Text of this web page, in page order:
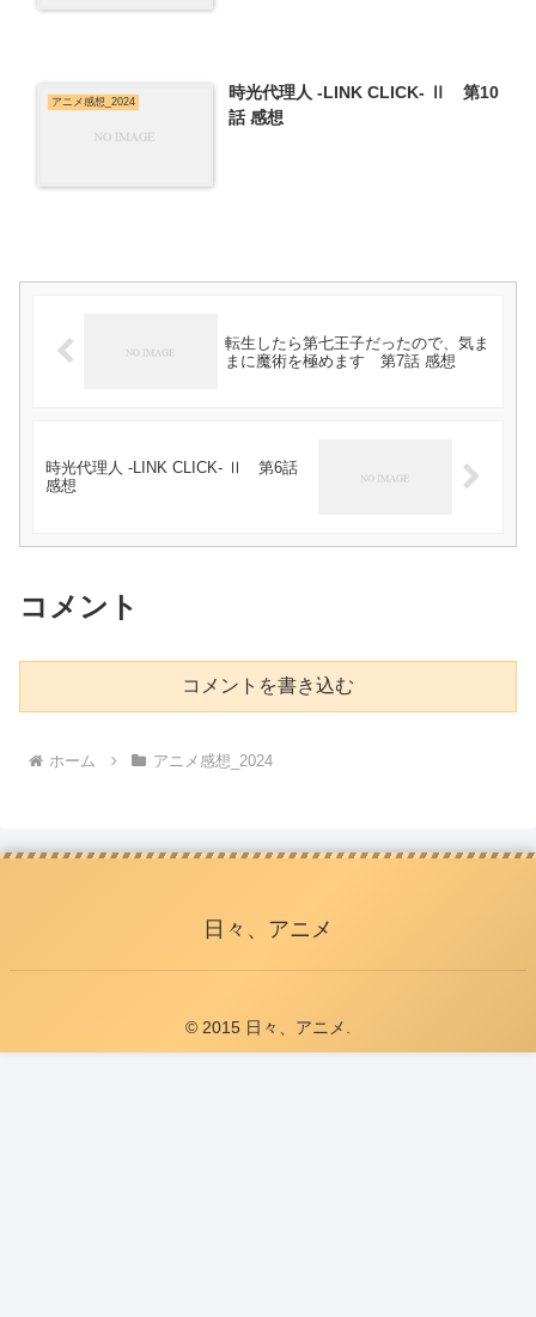
アニメ感想_2024
時光代理人 -LINK CLICK- Ⅱ 第10
話 感想
転生したら第七王子だったので、気ま
まに魔術を極めます 第7話 感想
時光代理人 -LINK CLICK- Ⅱ 第6話
感想
コメント
コメントを書き込む
ホーム アニメ感想_2024
日々、アニメ
© 2015 日々、アニメ.